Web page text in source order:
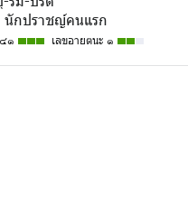
นักปราชญ์คนแรก
๑ เลขอายตนะ ๑